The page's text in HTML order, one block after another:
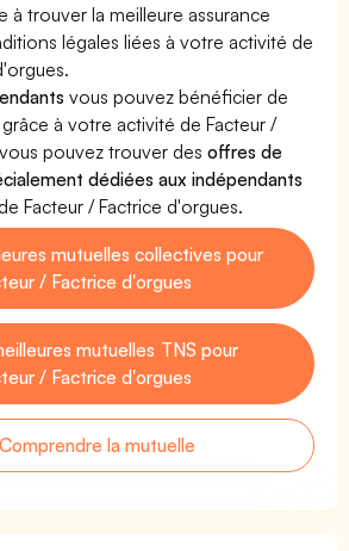
à trouver la meilleure assurance
légales liées à votre activité de
vous pouvez bénéficier de
à votre activité de Facteur /
pouvez trouver desoffres de
dédiées aux indépendants
Facteur / Factrice d'orgues.
mutuelles collectives pour
/ Factrice d'orgues
mutuelles TNS pour
/ Factrice d'orgues
Comprendre la mutuelle